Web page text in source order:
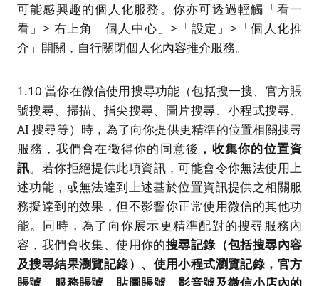
可能感興趣的個人化服務。你亦可透過輕觸「看一
看」> 右上角「個人中心」>「設定」>「個人化推
介」開關，自行關閉個人化內容推介服務。
1.10 當你在微信使用搜尋功能（包括搜一搜、官方賬
號搜尋、掃描、指尖搜尋、圖片搜尋、小程式搜尋、
AI 搜尋等）時，為了向你提供更精準的位置相關搜尋
服務，我們會在徵得你的同意後 ， 收集你的位置資
訊。若你拒絕提供此項資訊，可能會令你無法使用上
述功能，或無法達到上述基於位置資訊提供之相關服
務擬達到的效果，但不影響你正常使用微信的其他功
能。同時，為了向你展示更精準配對的搜尋服務內
容，我們會收集、使用你的搜尋記錄（包括搜尋內容
及搜尋結果瀏覽記錄）、使用小程式瀏覽記錄，官方